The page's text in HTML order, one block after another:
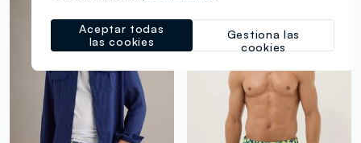
Gestiona las
cookies
Aceptar todas
las cookies